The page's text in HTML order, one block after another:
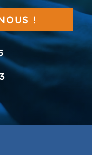
!